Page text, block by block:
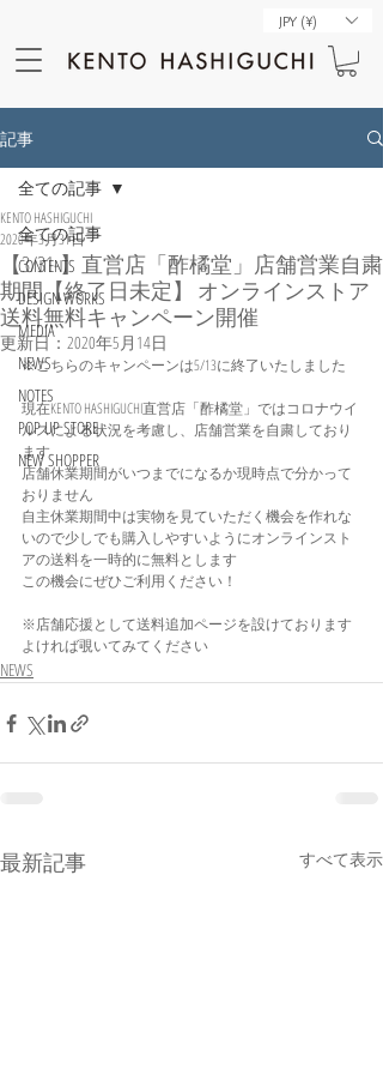
JPY (¥)
記事
全ての記事
CONTENTS
DESIGN WORKS
MEDIA
NEWS
NOTES
POP UP STORE
NEW SHOPPER
全ての記事
【3/31-】直営店「酢橘堂」店舗営業自粛
期間【終了日未定】 オンラインストア
送料無料キャンペーン開催
KENTO HASHIGUCHI
2020年3月31日
更新日： 2020年5月14日
※こちらのキャンペーンは5/13に終了いたしました
現在KENTO HASHIGUCHI直営店「酢橘堂」ではコロナウイ
ルスによる状況を考慮し、店舗営業を自粛しており
ます
店舗休業期間がいつまでになるか現時点で分かって
おりません
自主休業期間中は実物を見ていただく機会を作れな
いので少しでも購入しやすいようにオンラインスト
アの送料を一時的に無料とします
この機会にぜひご利用ください！
※店舗応援として送料追加ページを設けております
よければ覗いてみてください
NEWS
最新記事 すべて表示